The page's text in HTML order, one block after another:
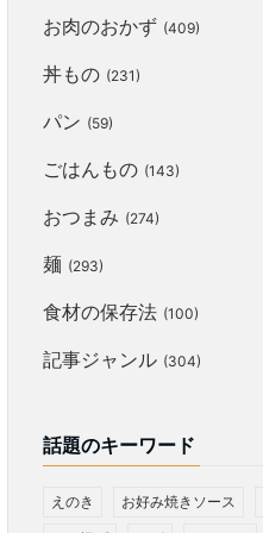
お肉のおかず (409)
丼もの (231)
パン (59)
ごはんもの (143)
おつまみ (274)
麺 (293)
食材の保存法 (100)
記事ジャンル (304)
話題のキーワード
えのき お好み焼きソース